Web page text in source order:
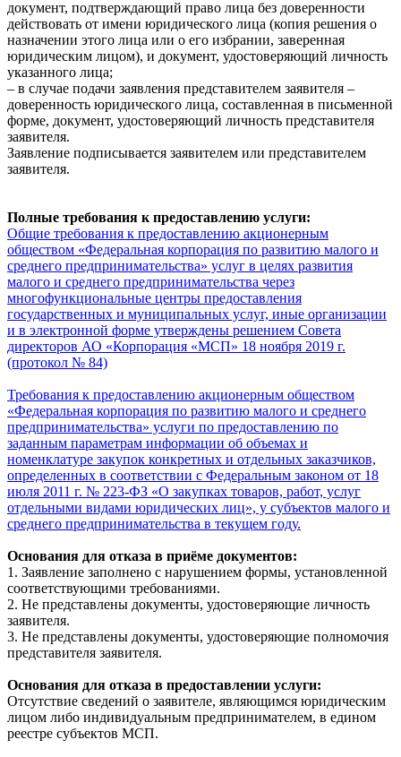
документ, подтверждающий право лица без доверенности
действовать от имени юридического лица (копия решения о
назначении этого лица или о его избрании, заверенная
юридическим лицом), и документ, удостоверяющий личность
указанного лица;
– в случае подачи заявления представителем заявителя –
доверенность юридического лица, составленная в письменной
форме, документ, удостоверяющий личность представителя
заявителя.
Заявление подписывается заявителем или представителем
заявителя.
Полные требования к предоставлению услуги:
Общие требования к предоставлению акционерным
обществом «Федеральная корпорация по развитию малого и
среднего предпринимательства» услуг в целях развития
малого и среднего предпринимательства через
многофункциональные центры предоставления
государственных и муниципальных услуг, иные организации
и в электронной форме утверждены решением Совета
директоров АО «Корпорация «МСП» 18 ноября 2019 г.
(протокол № 84)
Требования к предоставлению акционерным обществом
«Федеральная корпорация по развитию малого и среднего
предпринимательства» услуги по предоставлению по
заданным параметрам информации об объемах и
номенклатуре закупок конкретных и отдельных заказчиков,
определенных в соответствии с Федеральным законом от 18
июля 2011 г. № 223-ФЗ «О закупках товаров, работ, услуг
отдельными видами юридических лиц», у субъектов малого и
среднего предпринимательства в текущем году.
Основания для отказа в приёме документов:
1. Заявление заполнено с нарушением формы, установленной
соответствующими требованиями.
2. Не представлены документы, удостоверяющие личность
заявителя.
3. Не представлены документы, удостоверяющие полномочия
представителя заявителя.
Основания для отказа в предоставлении услуги:
Отсутствие сведений о заявителе, являющимся юридическим
лицом либо индивидуальным предпринимателем, в едином
реестре субъектов МСП.